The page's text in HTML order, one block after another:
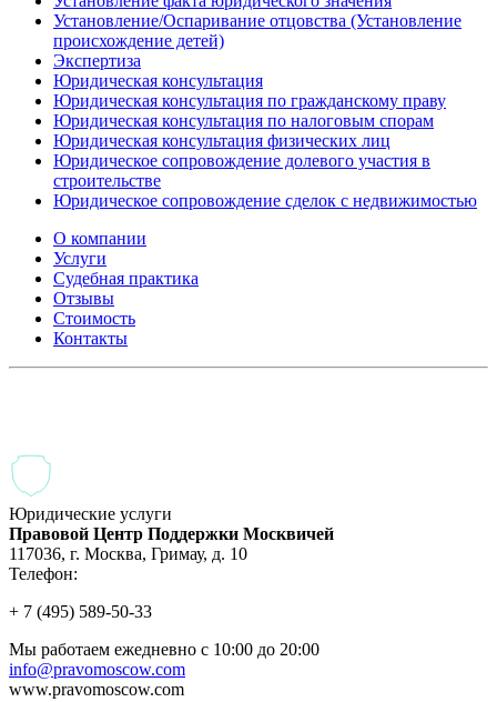
Установление/Оспаривание отцовства (Установление
происхождение детей)
Экспертиза
Юридическая консультация
Юридическая консультация по гражданскому праву
Юридическая консультация по налоговым спорам
Юридическая консультация физических лиц
Юридическое сопровождение долевого участия в
строительстве
Юридическое сопровождение сделок с недвижимостью
О компании
Услуги
Судебная практика
Отзывы
Стоимость
Контакты
Юридические услуги
Правовой Центр Поддержки Москвичей
117036, г. Москва, Гримау, д. 10
Телефон:
+ 7 (495) 589-50-33
Мы работаем ежедневно с 10:00 до 20:00
info@pravomoscow.com
www.pravomoscow.com